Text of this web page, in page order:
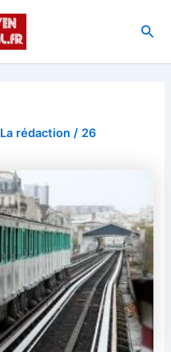
La rédaction/ 26